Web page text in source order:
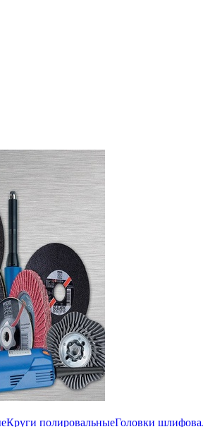
Круги полировальныеГоловки